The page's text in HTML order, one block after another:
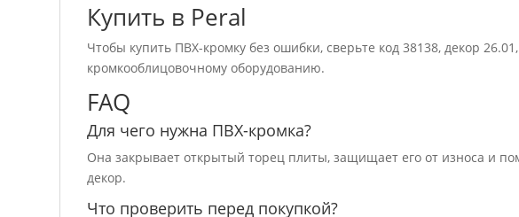
Купить в Peral
Чтобы купить ПВХ-кромку без ошибки, сверьте код 38138, декор
кромкооблицовочному оборудованию.
FAQ
Для чего нужна ПВХ-кромка?
Она закрывает открытый торец плиты, защищает его от износа и
декор.
Что проверить перед покупкой?